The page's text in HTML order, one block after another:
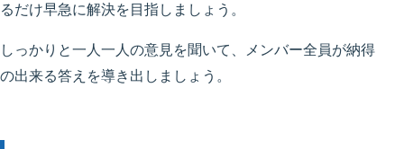
るだけ早急に解決を目指しましょう。
しっかりと一人一人の意見を聞いて、メンバー全員が納得
の出来る答えを導き出しましょう。